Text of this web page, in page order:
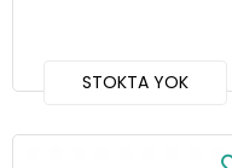
STOKTA YOK